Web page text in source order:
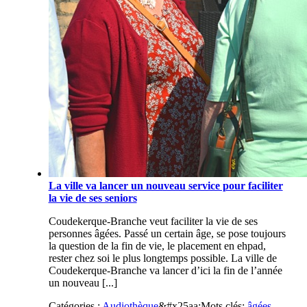
La ville va lancer un nouveau service pour faciliter
la vie de ses seniors
Coudekerque-Branche veut faciliter la vie de ses
personnes âgées. Passé un certain âge, se pose toujours
la question de la fin de vie, le placement en ehpad,
rester chez soi le plus longtemps possible. La ville de
Coudekerque-Branche va lancer d’ici la fin de l’année
un nouveau [...]